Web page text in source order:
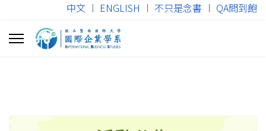
中文 ︱ ENGLISH ︱ 不只是念書 ︱ QA問到飽